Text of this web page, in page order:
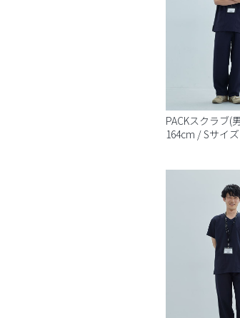
PACKスクラブ(
164cm / Sサイズ